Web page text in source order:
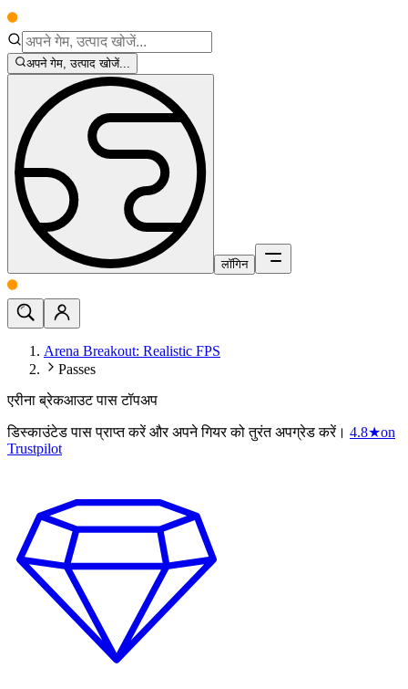
अपने गेम, उत्पाद खोजें...
लॉगिन
Arena Breakout: Realistic FPS
Passes
एरीना ब्रेकआउट पास टॉपअप
डिस्काउंटेड पास प्राप्त करें और अपने गियर को तुरंत अपग्रेड करें। 4.8★on
Trustpilot